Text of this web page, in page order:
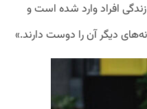
افراد وارد شده است و
دیگر آن را دوست دارند.»